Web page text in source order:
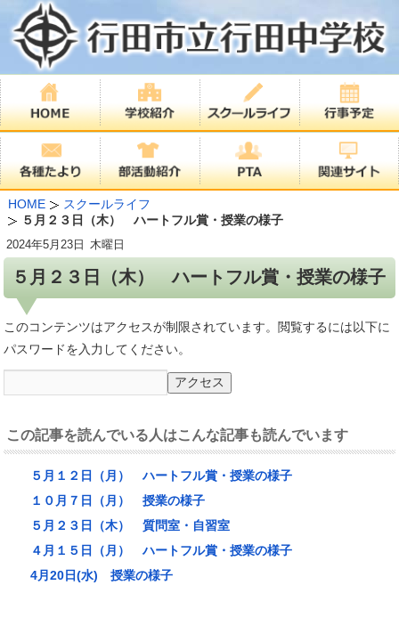
HOME
スクールライフ
５月２３日（木） ハートフル賞・授業の様子
５月２３日（木） ハートフル賞・授業の様子
2024年5月23日 木曜日
このコンテンツはアクセスが制限されています。閲覧するには以下に
パスワードを入力してください。
この記事を読んでいる人はこんな記事も読んでいます
５月１２日（月） ハートフル賞・授業の様子
１０月７日（月） 授業の様子
５月２３日（木） 質問室・自習室
４月１５日（月） ハートフル賞・授業の様子
4月20日(水) 授業の様子